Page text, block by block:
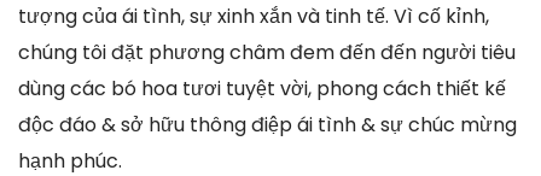
tượng của ái tình, sự xinh xắn và tinh tế. Vì cố kỉnh,
chúng tôi đặt phương châm đem đến đến người tiêu
dùng các bó hoa tươi tuyệt vời, phong cách thiết kế
độc đáo & sở hữu thông điệp ái tình & sự chúc mừng
hạnh phúc.